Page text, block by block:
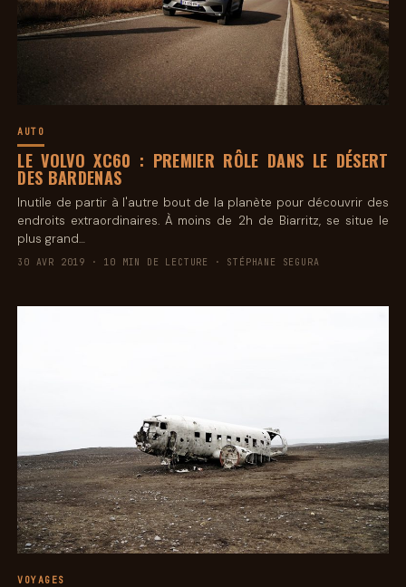
AUTO
LE VOLVO XC60 : PREMIER RÔLE DANS LE DÉSERT
DES BARDENAS
Inutile de partir à l'autre bout de la planète pour découvrir des
endroits extraordinaires. À moins de 2h de Biarritz, se situe le
plus grand…
30 AVR 2019 · 10 MIN DE LECTURE · STÉPHANE SEGURA
VOYAGES